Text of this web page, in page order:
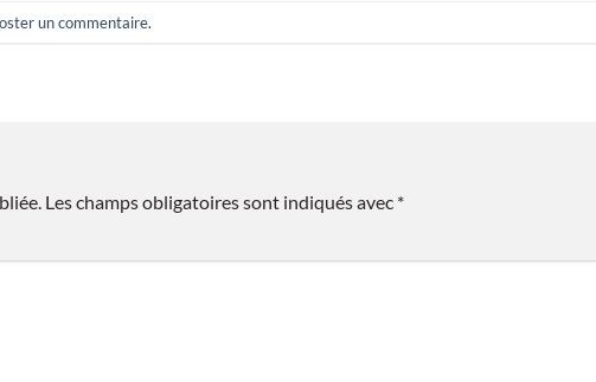
un commentaire.
Les champs obligatoires sont indiqués avec *